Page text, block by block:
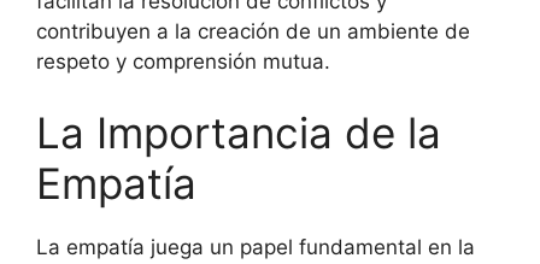
contribuyen a la creación de un ambiente de
respeto y comprensión mutua.
La Importancia de la
Empatía
La empatía juega un papel fundamental en la